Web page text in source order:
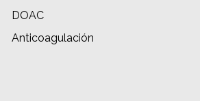
DOAC
Anticoagulación